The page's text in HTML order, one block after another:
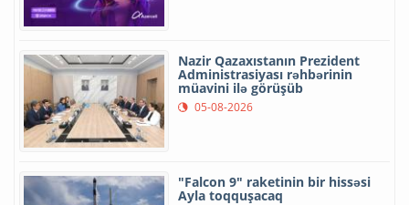
Nazir Qazaxıstanın Prezident
Administrasiyası rəhbərinin
müavini ilə görüşüb
05-08-2026
"Falcon 9" raketinin bir hissəsi
Ayla toqquşacaq